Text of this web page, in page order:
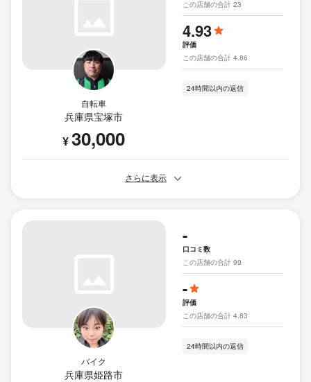
自転車
兵庫県宝塚市
¥30,000
この店舗の合計 23
4.93
評価
この店舗の合計 4.86
24時間以内の返信
さらに表示
バイク
兵庫県姫路市
-
口コミ数
この店舗の合計 99
-
評価
この店舗の合計 4.83
24時間以内の返信